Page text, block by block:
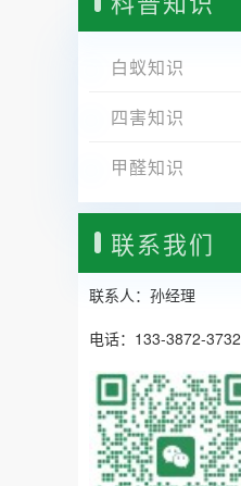
白蚁知识
四害知识
甲醛知识
联系我们
联系人：孙经理
电话：133-3872-3732